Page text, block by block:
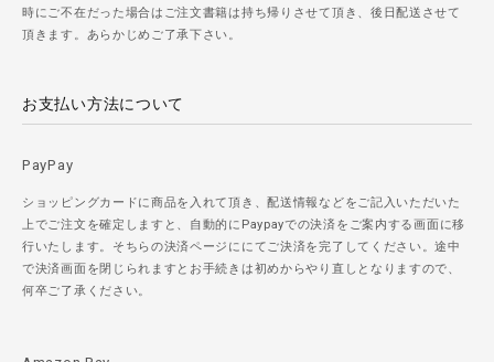
時にご不在だった場合はご注文書籍は持ち帰りさせて頂き、後日配送させて
頂きます。あらかじめご了承下さい。
お支払い方法について
PayPay
ショッピングカードに商品を入れて頂き、配送情報などをご記入いただいた
上でご注文を確定しますと、自動的にPaypayでの決済をご案内する画面に移
行いたします。そちらの決済ページににてご決済を完了してください。途中
で決済画面を閉じられますとお手続きは初めからやり直しとなりますので、
何卒ご了承ください。